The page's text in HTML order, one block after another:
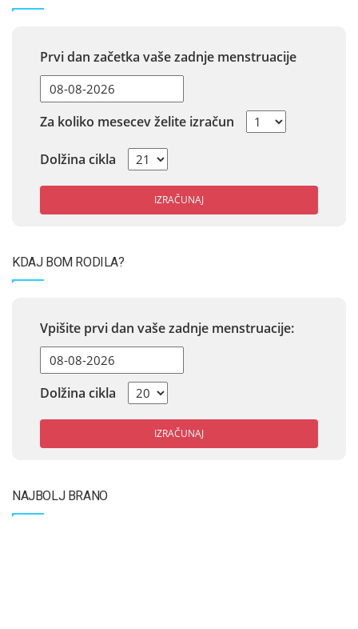
Prvi dan začetka vaše zadnje menstruacije
Za koliko mesecev želite izračun
Dolžina cikla
IZRAČUNAJ
KDAJ BOM RODILA?
Vpišite prvi dan vaše zadnje menstruacije:
Dolžina cikla
IZRAČUNAJ
NAJBOLJ BRANO